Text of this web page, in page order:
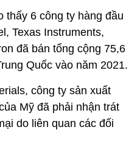
thấy 6 công ty hàng đầu
Texas Instruments,
đã bán tổng cộng 75,6
Quốc vào năm 2021.
công ty sản xuất
Mỹ đã phải nhận trát
do liên quan các đối